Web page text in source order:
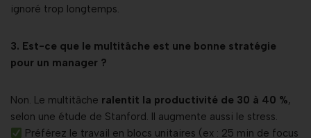
ignoré trop longtemps.
3. Est-ce que le multitâche est une bonne stratégie
pour un manager ?
Non. Le multitâche ralentit la productivité de 30 à 40 %,
selon une étude de Stanford. Il augmente aussi le stress.
Préférez le travail en blocs unitaires (ex : 25 min de focus